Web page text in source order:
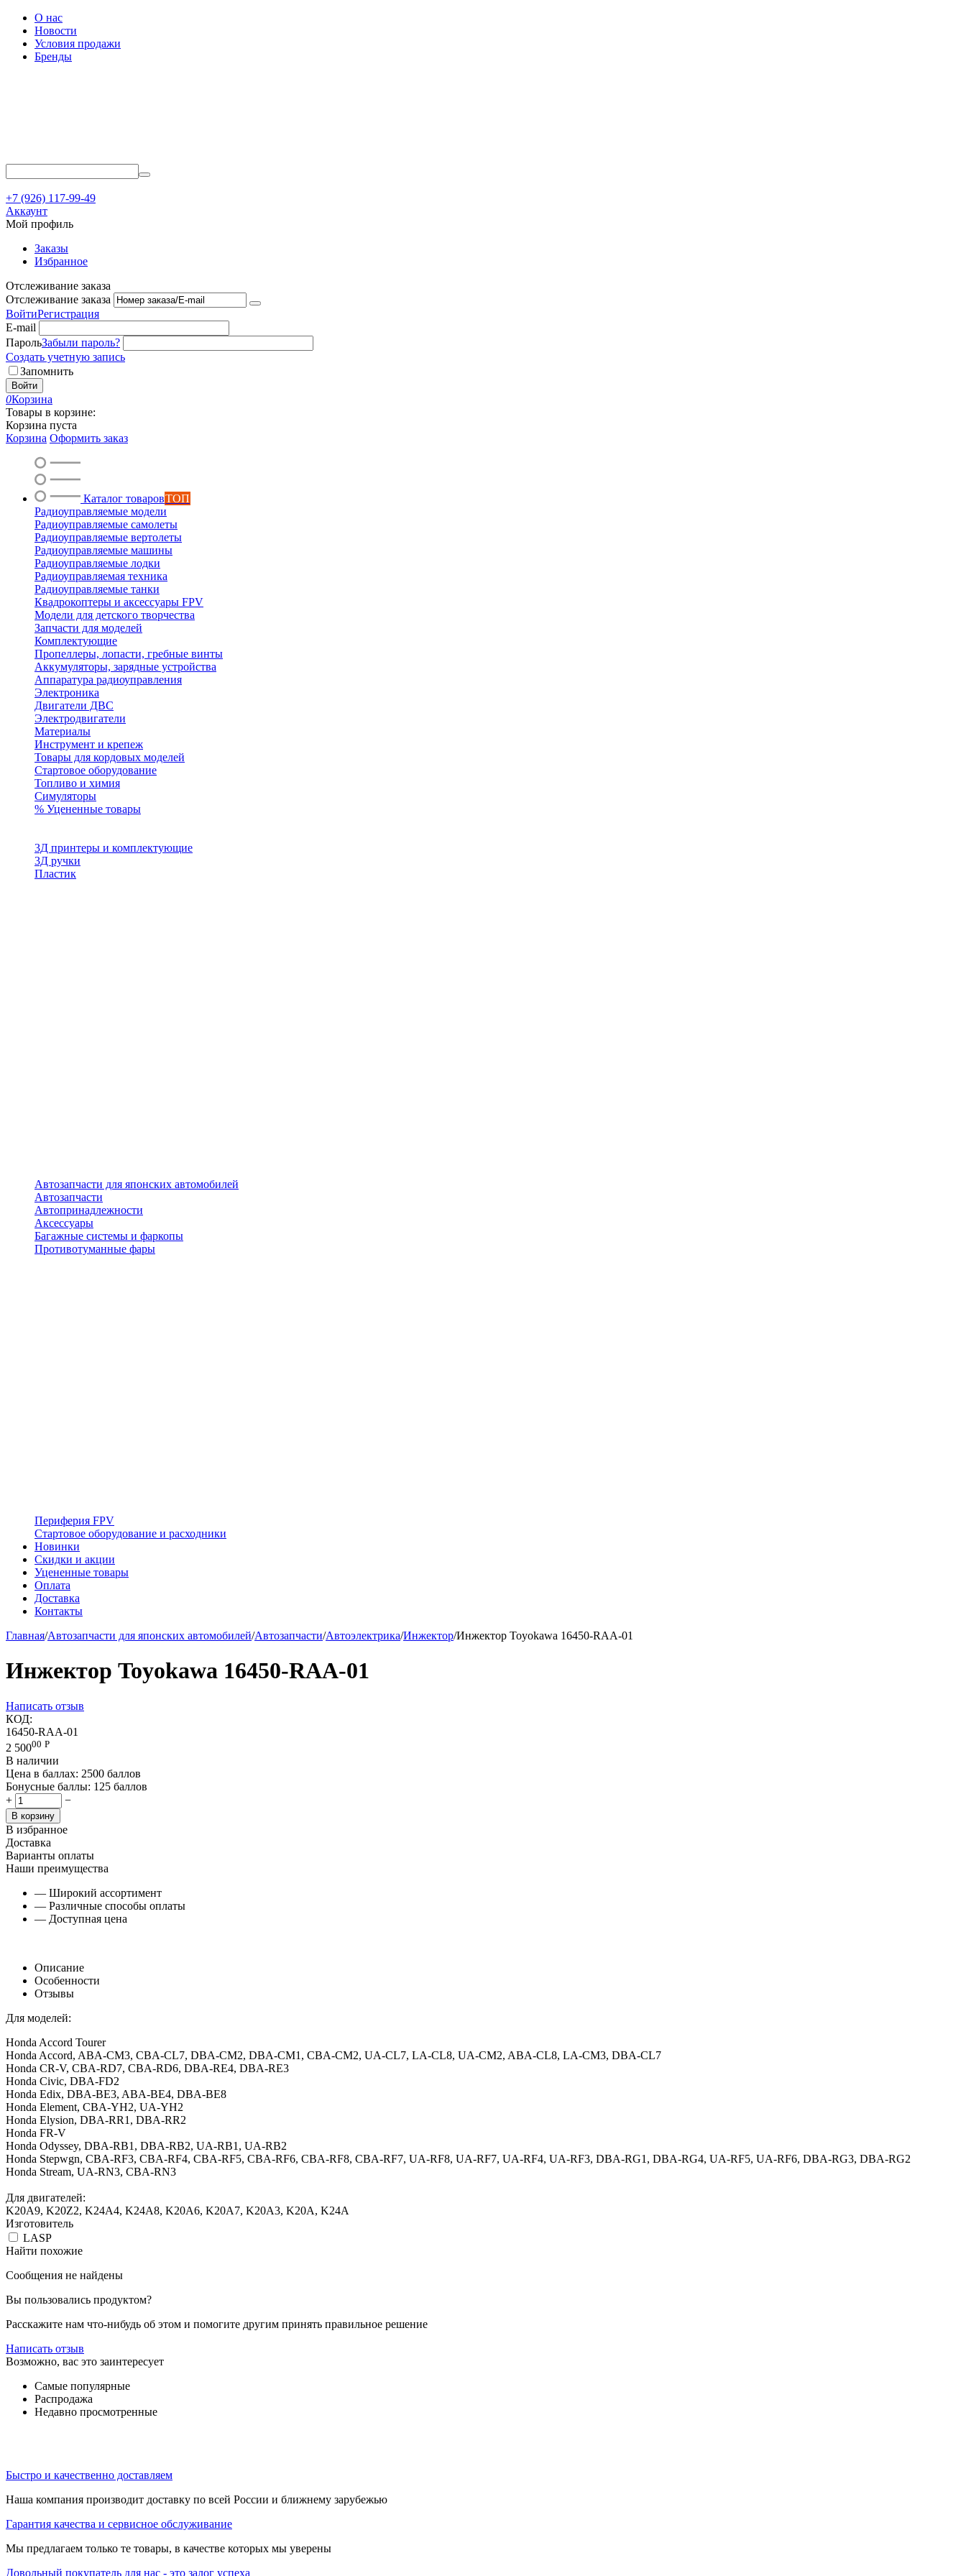
О нас
Новости
Условия продажи
Бренды
+7 (926) 117-99-49
Аккаунт
Мой профиль
Заказы
Избранное
Отслеживание заказа
Отслеживание заказа
ВойтиРегистрация
E-mail
ПарольЗабыли пароль?
Создать учетную запись
Запомнить
Войти
0Корзина
Товары в корзине:
Корзина пуста
Корзина Оформить заказ
Каталог товаровТОП
Радиоуправляемые модели
Радиоуправляемые самолеты
Радиоуправляемые вертолеты
Радиоуправляемые машины
Радиоуправляемые лодки
Радиоуправляемая техника
Радиоуправляемые танки
Квадрокоптеры и аксессуары FPV
Модели для детского творчества
Запчасти для моделей
Комплектующие
Пропеллеры, лопасти, гребные винты
Аккумуляторы, зарядные устройства
Аппаратура радиоуправления
Электроника
Двигатели ДВС
Электродвигатели
Материалы
Инструмент и крепеж
Товары для кордовых моделей
Стартовое оборудование
Топливо и химия
Симуляторы
% Уцененные товары
3Д принтеры и комплектующие
3Д ручки
Пластик
Автозапчасти для японских автомобилей
Автозапчасти
Автопринадлежности
Аксессуары
Багажные системы и фаркопы
Противотуманные фары
Периферия FPV
Стартовое оборудование и расходники
Новинки
Скидки и акции
Уцененные товары
Оплата
Доставка
Контакты
Главная/Автозапчасти для японских автомобилей/Автозапчасти/Автоэлектрика/Инжектор/Инжектор Toyokawa 16450-RAA-01
Инжектор Toyokawa 16450-RAA-01
Написать отзыв
КОД:
16450-RAA-01
2 50000 Р
В наличии
Цена в баллах: 2500 баллов
Бонусные баллы: 125 баллов
+
−
В корзину
В избранное
Доставка
Варианты оплаты
Наши преимущества
— Широкий ассортимент
— Различные способы оплаты
— Доступная цена
Описание
Особенности
Отзывы
Для моделей:
Honda Accord Tourer
Honda Accord, ABA-CM3, CBA-CL7, DBA-CM2, DBA-CM1, CBA-CM2, UA-CL7, LA-CL8, UA-CM2, ABA-CL8, LA-CM3, DBA-CL7
Honda CR-V, CBA-RD7, CBA-RD6, DBA-RE4, DBA-RE3
Honda Civic, DBA-FD2
Honda Edix, DBA-BE3, ABA-BE4, DBA-BE8
Honda Element, CBA-YH2, UA-YH2
Honda Elysion, DBA-RR1, DBA-RR2
Honda FR-V
Honda Odyssey, DBA-RB1, DBA-RB2, UA-RB1, UA-RB2
Honda Stepwgn, CBA-RF3, CBA-RF4, CBA-RF5, CBA-RF6, CBA-RF8, CBA-RF7, UA-RF8, UA-RF7, UA-RF4, UA-RF3, DBA-RG1, DBA-RG4, UA-RF5, UA-RF6, DBA-RG3, DBA-RG2
Honda Stream, UA-RN3, CBA-RN3
Для двигателей:
K20A9, K20Z2, K24A4, K24A8, K20A6, K20A7, K20A3, K20A, K24A
Изготовитель
LASP
Найти похожие
Сообщения не найдены
Вы пользовались продуктом?
Расскажите нам что-нибудь об этом и помогите другим принять правильное решение
Написать отзыв
Возможно, вас это заинтересует
Самые популярные
Распродажа
Недавно просмотренные
Быстро и качественно доставляем
Наша компания производит доставку по всей России и ближнему зарубежью
Гарантия качества и сервисное обслуживание
Мы предлагаем только те товары, в качестве которых мы уверены
Довольный покупатель для нас - это залог успеха